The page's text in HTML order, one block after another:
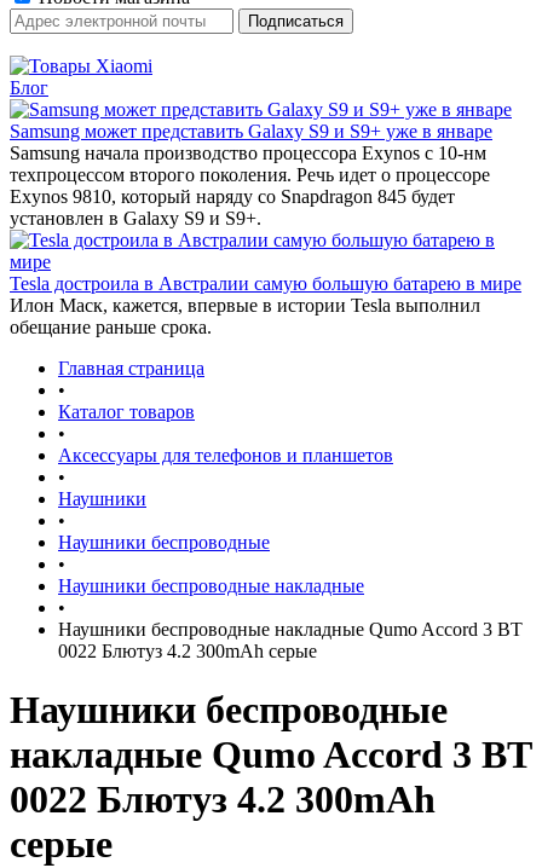
Блог
Samsung может представить Galaxy S9 и S9+ уже в январе‍
Samsung начала производство процессора Exynos с 10-нм
техпроцессом второго поколения. Речь идет о процессоре
Exynos 9810, который наряду со Snapdragon 845 будет
установлен в Galaxy S9 и S9+.
Tesla достроила в Австралии самую большую батарею в мире
Илон Маск, кажется, впервые в истории Tesla выполнил
обещание раньше срока.
Главная страница
•
Каталог товаров
•
Аксессуары для телефонов и планшетов
•
Наушники
•
Наушники беспроводные
•
Наушники беспроводные накладные
•
Наушники беспроводные накладные Qumo Accord 3 BT
0022 Блютуз 4.2 300mAh серые
Наушники беспроводные
накладные Qumo Accord 3 BT
0022 Блютуз 4.2 300mAh
серые